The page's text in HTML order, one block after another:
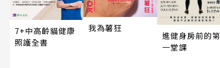
7+中高齡貓健康
照護全書
我為薯狂
進健身房前的第
一堂課